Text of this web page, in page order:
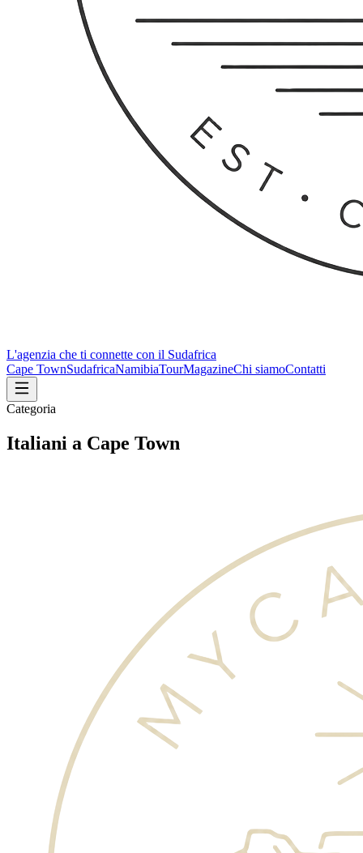
L'agenzia che ti connette con il Sudafrica
Cape TownSudafricaNamibiaTourMagazineChi siamoContatti
Categoria
Italiani a Cape Town